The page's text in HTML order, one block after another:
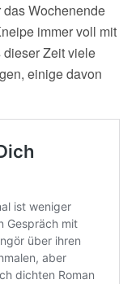
das Wochenende
immer voll mit
Zeit viele
einige davon